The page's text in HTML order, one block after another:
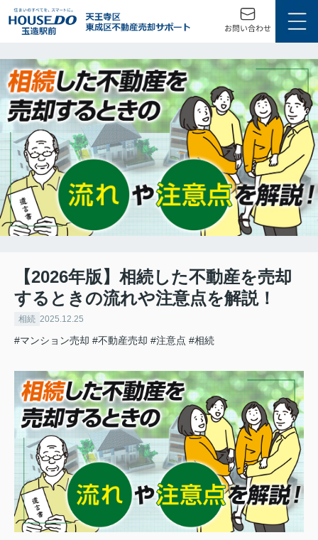
【2026年版】相続した不動産を売却
するときの流れや注意点を解説！
相続 2025.12.25
#マンション売却 #不動産売却 #注意点 #相続